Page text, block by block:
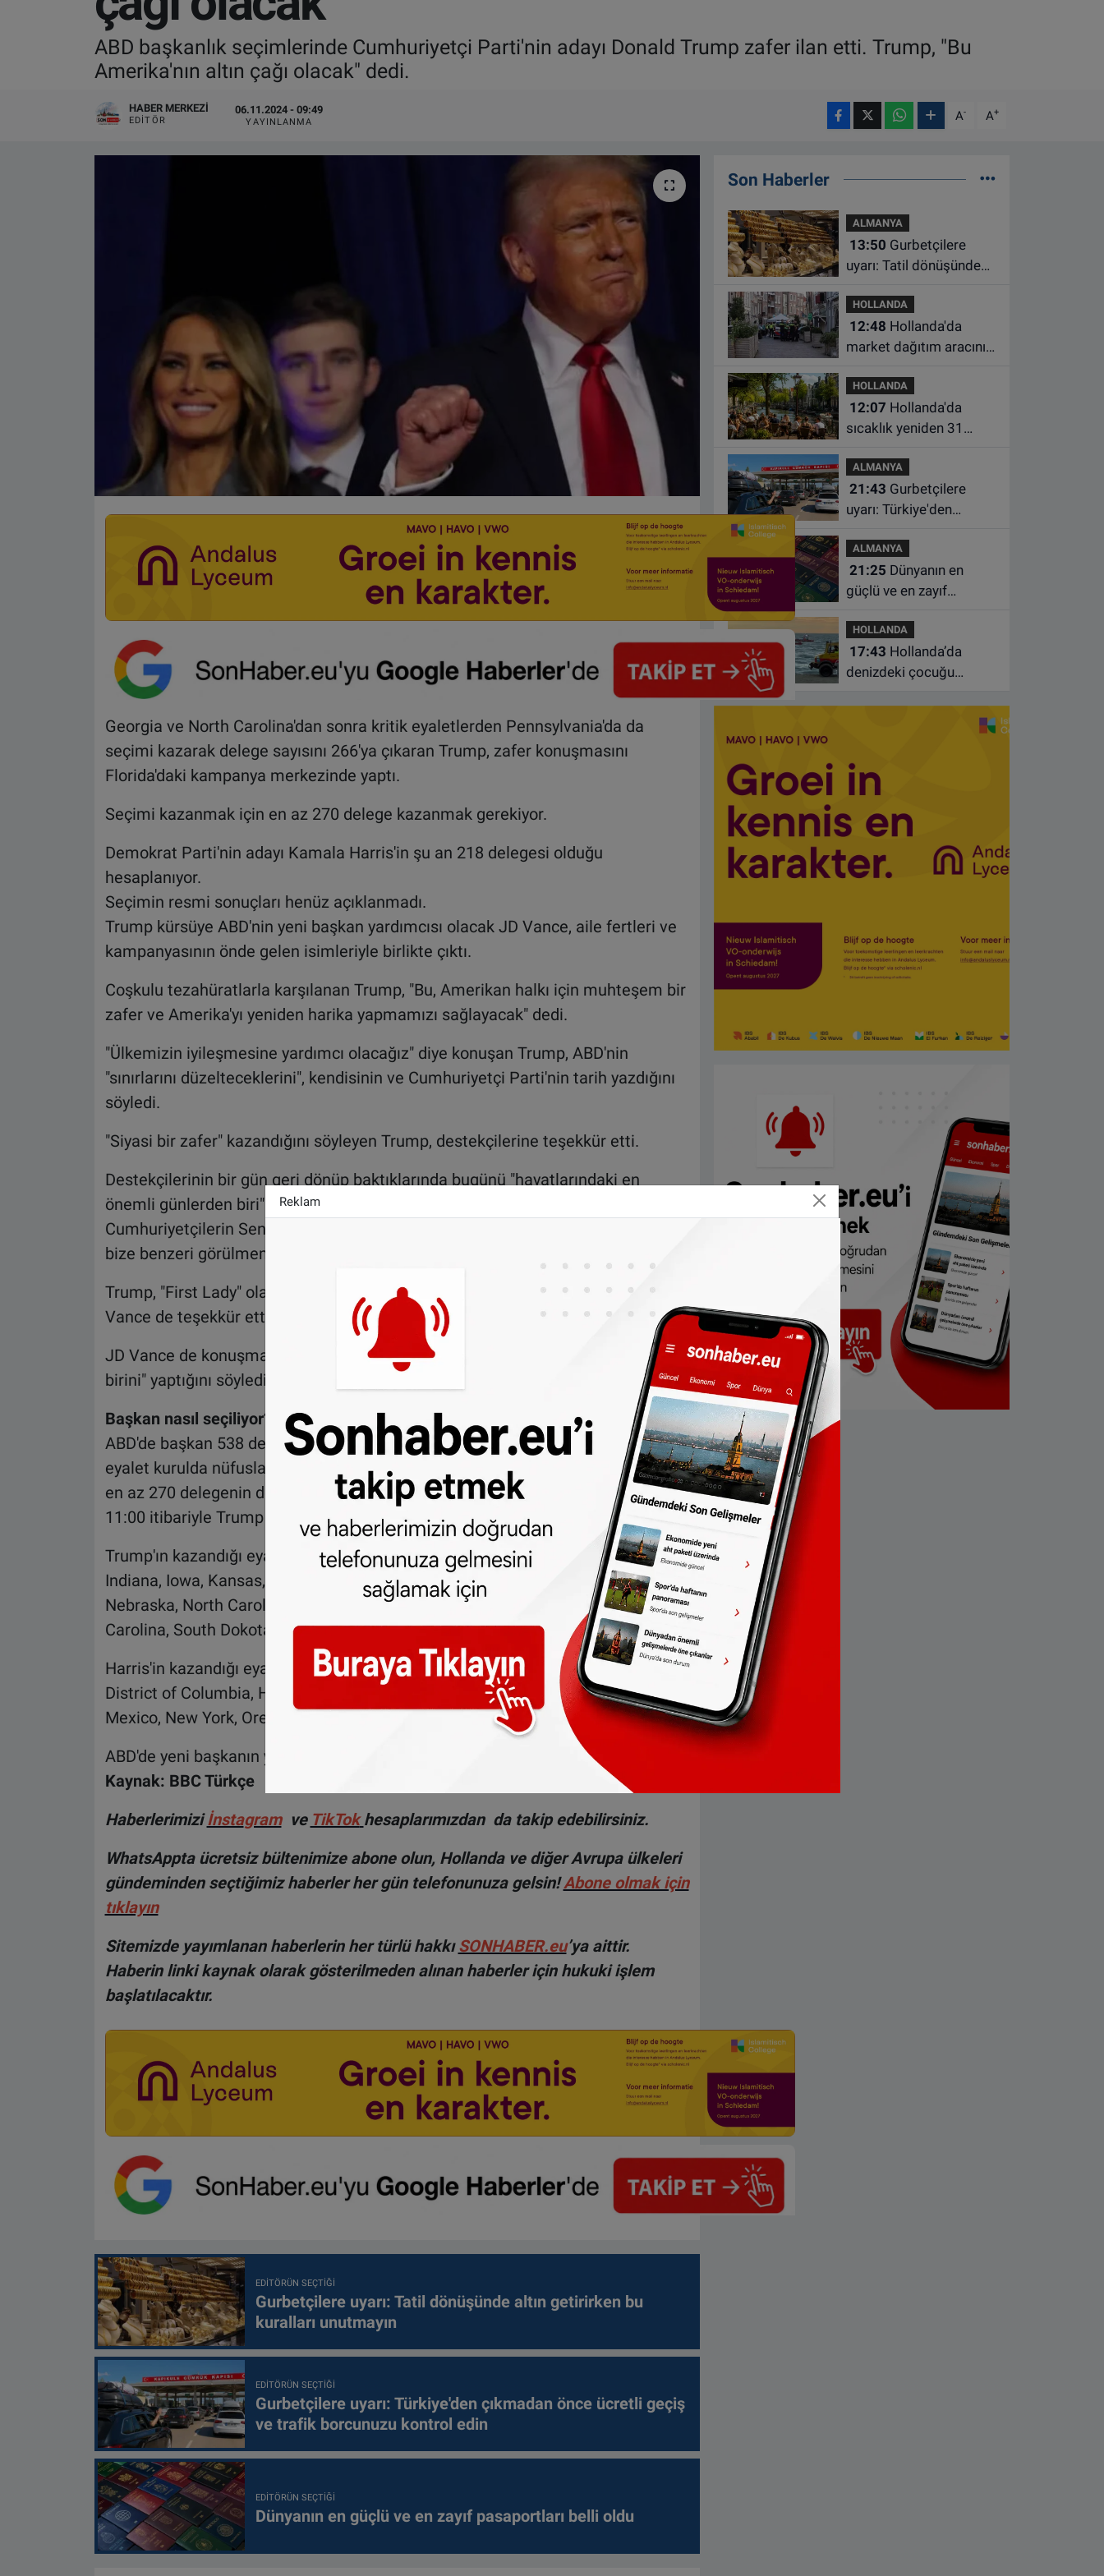
ABD başkanlık seçimlerinde Cumhuriyetçi Parti'nin adayı Donald Trump zafer ilan etti. Trump, "Bu
Amerika'nın altın çağı olacak" dedi.
HABER MERKEZI
EDITÖR
06.11.2024 - 09:49
YAYINLANMA A- A+
Georgia ve North Carolina'dan sonra kritik eyaletlerden Pennsylvania'da da
seçimi kazarak delege sayısını 266'ya çıkaran Trump, zafer konuşmasını
Florida'daki kampanya merkezinde yaptı.
Seçimi kazanmak için en az 270 delege kazanmak gerekiyor.
Demokrat Parti'nin adayı Kamala Harris'in şu an 218 delegesi olduğu
hesaplanıyor.
Seçimin resmi sonuçları henüz açıklanmadı.
Trump kürsüye ABD'nin yeni başkan yardımcısı olacak JD Vance, aile fertleri ve
kampanyasının önde gelen isimleriyle birlikte çıktı.
Coşkulu tezahüratlarla karşılanan Trump, "Bu, Amerikan halkı için muhteşem bir
zafer ve Amerika'yı yeniden harika yapmamızı sağlayacak" dedi.
"Ülkemizin iyileşmesine yardımcı olacağız" diye konuşan Trump, ABD'nin
"sınırlarını düzelteceklerini", kendisinin ve Cumhuriyetçi Parti'nin tarih yazdığını
söyledi.
"Siyasi bir zafer" kazandığını söyleyen Trump, destekçilerine teşekkür etti.
Destekçilerinin bir gün geri dönüp baktıklarında bugünü "hayatlarındaki en
önemli günlerden biri" olarak görmelerini umduğunu söyleyen Trump,
Cumhuriyetçilerin Senato'yu Demokratlardan geri almalarına atıfla, "Amerika
bize benzeri görülmemiş ve güçlü bir yetki verdi" dedi.
Trump, "First Lady" olarak hitap ettiği eşi Melania Trump'a, çocuklarına ve JD
Vance de teşekkür etti.
JD Vance de konuşmasında, Trump'ın "tarihin en büyük siyasi geri dönüşlerinden
birini" yaptığını söyledi.
Başkan nasıl seçiliyor?
ABD'de başkan 538 delegeden oluşan Seçiciler Kurulu tarafından seçiliyor. Elli
eyalet kurulda nüfusları oranında temsil ediliyor. Bir kişinin başkan seçilmesi için
en az 270 delegenin desteğini alması gerekiyor. Başkanlık seçimlerinde saat
11:00 itibariyle Trump 266, Harris ise 218 delege kazanmış gözüküyor.
Trump'ın kazandığı eyaletler: Alabama, Arkansas, Florida, Georgia, Idaho,
Indiana, Iowa, Kansas, Kentucky, Louisiana, Mississippi, Missouri, Montana,
Nebraska, North Carolina, North Dokota, Ohio, Oklahoma, Pennsylvania, South
Carolina, South Dokota, Texas, Tennessee, Utah, West Virginia, Wyoming.
Harris'in kazandığı eyaletler: California, Colorado, Connecticut, Delaware,
District of Columbia, Hawaii, Illinois, Maryland, Massachusetts, Minnesota, New
Mexico, New York, Oregon, Rhode Island, Vermont, Virginia ve Washington.
ABD'de yeni başkanın yemin töreni 20 Ocak 2025'te yapılacak.
Kaynak: BBC Türkçe
Haberlerimiziİnstagram ve TikTok hesaplarımızdan da takip edebilirsiniz.
WhatsAppta ücretsiz bültenimize abone olun, Hollanda ve diğer Avrupa ülkeleri
gündeminden seçtiğimiz haberler her gün telefonunuza gelsin!Abone olmak için
tıklayın
Sitemizde yayımlanan haberlerin her türlü hakkıSONHABER.eu’ya aittir.
Haberin linki kaynak olarak gösterilmeden alınan haberler için hukuki işlem
başlatılacaktır.
EDITÖRÜN SEÇTIĞI
Gurbetçilere uyarı: Tatil dönüşünde altın getirirken bu
kuralları unutmayın
EDITÖRÜN SEÇTIĞI
Gurbetçilere uyarı: Türkiye'den çıkmadan önce ücretli geçiş
ve trafik borcunuzu kontrol edin
EDITÖRÜN SEÇTIĞI
Dünyanın en güçlü ve en zayıf pasaportları belli oldu
Son Haberler
ALMANYA
13:50
uyarı: Tatil dönüşünde
kuralları unutmayın
HOLLANDA
12:48
market dağıtım aracının
çocuk hayatını kaybetti
HOLLANDA
12:07
sıcaklık yeniden 31
ALMANYA
21:43
uyarı: Türkiye'den
geçiş ve trafik
borcunuzu kontrol edin
ALMANYA
21:25
güçlü ve en zayıf
HOLLANDA
17:43
denizdeki çocuğu
VIDEO GALERİ
ALGEMENE VOORWAARDEN
CONTACT
Çerez Politikası
Reklam